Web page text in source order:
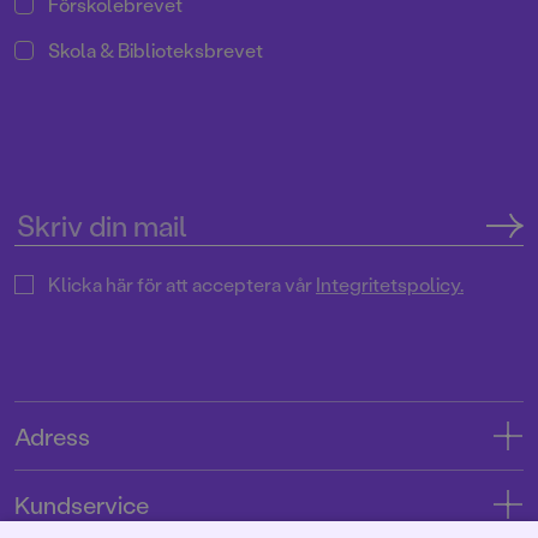
Skola & Biblioteksbrevet
Klicka här för att acceptera vårIntegritetspolicy.
Adress
Kundservice